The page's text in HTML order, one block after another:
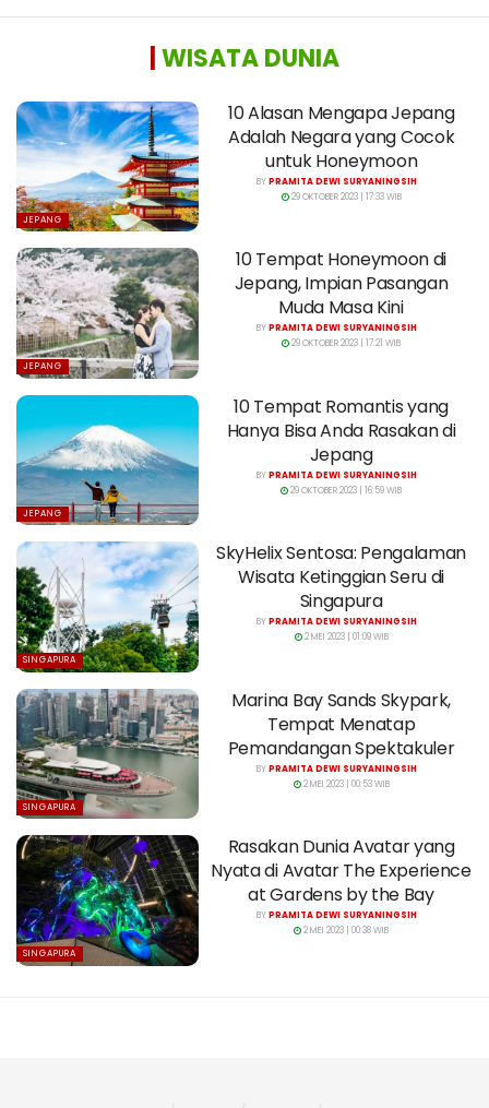
WISATA DUNIA
JEPANG
10 Alasan Mengapa Jepang
Adalah Negara yang Cocok
untuk Honeymoon
BYPRAMITA DEWI SURYANINGSIH
29 OKTOBER 2023 | 17:33 WIB
JEPANG
10 Tempat Honeymoon di
Jepang, Impian Pasangan
Muda Masa Kini
BYPRAMITA DEWI SURYANINGSIH
29 OKTOBER 2023 | 17:21 WIB
JEPANG
10 Tempat Romantis yang
Hanya Bisa Anda Rasakan di
Jepang
BYPRAMITA DEWI SURYANINGSIH
29 OKTOBER 2023 | 16:59 WIB
SINGAPURA
SkyHelix Sentosa: Pengalaman
Wisata Ketinggian Seru di
Singapura
BYPRAMITA DEWI SURYANINGSIH
2 MEI 2023 | 01:09 WIB
SINGAPURA
Marina Bay Sands Skypark,
Tempat Menatap
Pemandangan Spektakuler
BYPRAMITA DEWI SURYANINGSIH
2 MEI 2023 | 00:53 WIB
SINGAPURA
Rasakan Dunia Avatar yang
Nyata di Avatar The Experience
at Gardens by the Bay
BYPRAMITA DEWI SURYANINGSIH
2 MEI 2023 | 00:38 WIB